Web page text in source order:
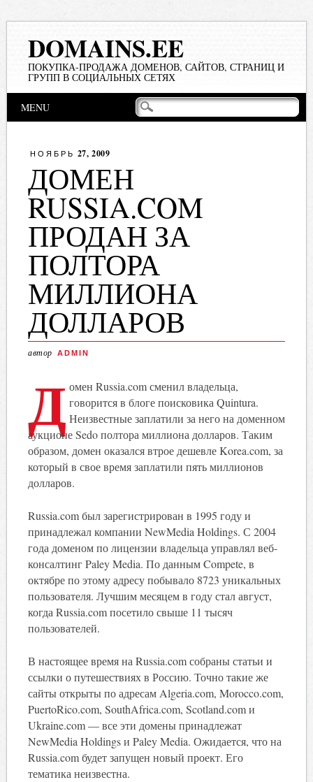
DOMAINS.EE
ПОКУПКА-ПРОДАЖА ДОМЕНОВ, САЙТОВ, СТРАНИЦ И
ГРУПП В СОЦИАЛЬНЫХ СЕТЯХ
Main menu
MENU
НОЯБРЬ 27, 2009
ДОМЕН
RUSSIA.COM
ПРОДАН ЗА
ПОЛТОРА
МИЛЛИОНА
ДОЛЛАРОВ
автор ADMIN
Д омен Russia.com сменил владельца,
говорится в блоге поисковика Quintura.
Неизвестные заплатили за него на доменном
аукционе Sedo полтора миллиона долларов. Таким
образом, домен оказался втрое дешевле Korea.com, за
который в свое время заплатили пять миллионов
долларов.
Russia.com был зарегистрирован в 1995 году и
принадлежал компании NewMedia Holdings. С 2004
года доменом по лицензии владельца управлял веб-
консалтинг Paley Media. По данным Compete, в
октябре по этому адресу побывало 8723 уникальных
пользователя. Лучшим месяцем в году стал август,
когда Russia.com посетило свыше 11 тысяч
пользователей.
В настоящее время на Russia.com собраны статьи и
ссылки о путешествиях в Россию. Точно такие же
сайты открыты по адресам Algeria.com, Morocco.com,
PuertoRico.com, SouthAfrica.com, Scotland.com и
Ukraine.com — все эти домены принадлежат
NewMedia Holdings и Paley Media. Ожидается, что на
Russia.com будет запущен новый проект. Его
тематика неизвестна.